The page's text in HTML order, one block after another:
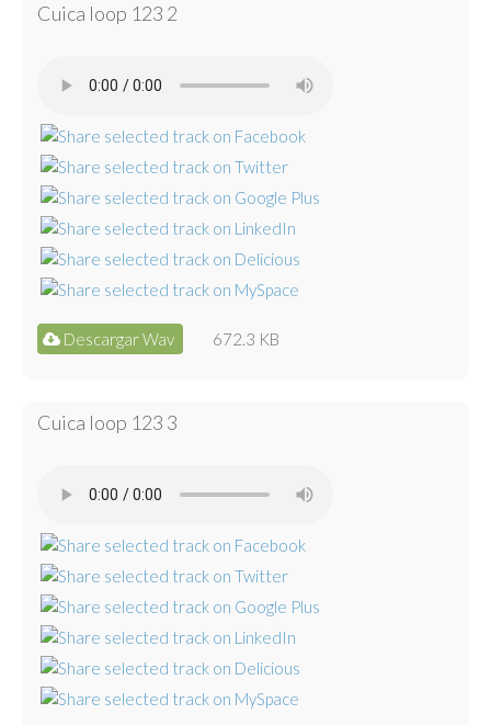
Cuica loop 123 2
Descargar Wav 672.3 KB
Cuica loop 123 3